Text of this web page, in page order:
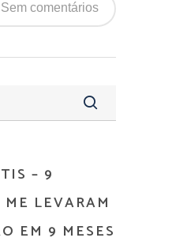
Sem comentários
– 9
ME LEVARAM
EM 9 MESES